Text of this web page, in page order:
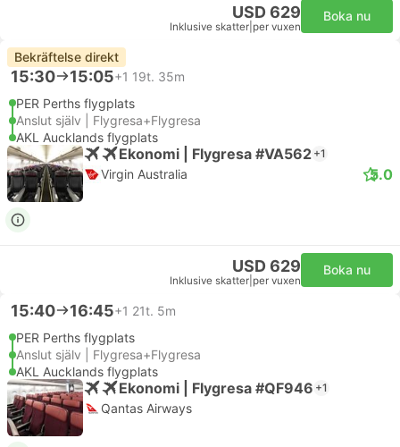
USD 629
Inklusive skatter per vuxen
Boka nu
Bekräftelse direkt
15:30 15:05+1 19t. 35m
PER Perths flygplats
Anslut själv | Flygresa+Flygresa
AKL Aucklands flygplats
Ekonomi | Flygresa #VA562 +1
Virgin Australia 5.0
USD 629
Inklusive skatter per vuxen
Boka nu
15:40 16:45+1 21t. 5m
PER Perths flygplats
Anslut själv | Flygresa+Flygresa
AKL Aucklands flygplats
Ekonomi | Flygresa #QF946 +1
Qantas Airways